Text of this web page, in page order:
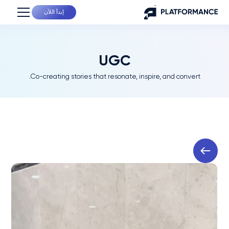
إبدأ اللآن
UGC
Co-creating stories that resonate, inspire, and convert.